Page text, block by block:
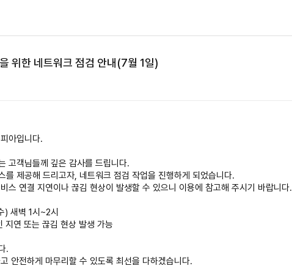
위한 네트워크 점검 안내(7월 1일)
아입니다.
고객님들께 깊은 감사를 드립니다.
를 제공해 드리고자, 네트워크 점검 작업을 진행하게 되었습니다.
스 연결 지연이나 끊김 현상이 발생할 수 있으니 이용에 참고해 주시기 바랍니다.
새벽 1시~2시
지연 또는 끊김 현상 발생 가능
.
안전하게 마무리할 수 있도록 최선을 다하겠습니다.